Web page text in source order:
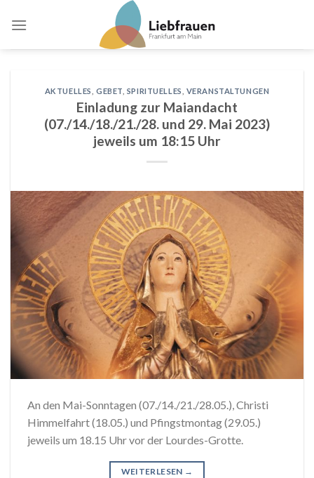
AKTUELLES GEBET SPIRITUELLES VERANSTALTUNGEN
Einladung zur Maiandacht
(07./14./18./21./28. und 29. Mai 2023)
jeweils um 18:15 Uhr
An den Mai-Sonntagen (07./14./21./28.05.), Christi
Himmelfahrt (18.05.) und Pfingstmontag (29.05.)
jeweils um 18.15 Uhr vor der Lourdes-Grotte.
WEITERLESEN →